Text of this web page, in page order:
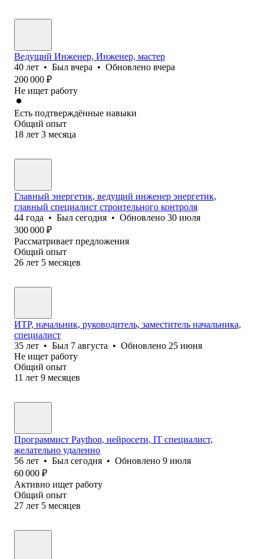
Ведущий Инженер, Инженер, мастер
40 лет • Был вчера • Обновлено вчера
200 000 ₽
Не ищет работу
Есть подтверждённые навыки
Общий опыт
18 лет 3 месяца
Главный энергетик, ведущий инженер энергетик,
главный специалист строительного контроля
44 года • Был сегодня • Обновлено 30 июля
300 000 ₽
Рассматривает предложения
Общий опыт
26 лет 5 месяцев
ИТР, начальник, руководитель, заместитель начальника,
специалист
35 лет • Был 7 августа • Обновлено 25 июня
Не ищет работу
Общий опыт
11 лет 9 месяцев
Программист Paython, нейросети, IT специалист,
желательно удаленно
56 лет • Был сегодня • Обновлено 9 июля
60 000 ₽
Активно ищет работу
Общий опыт
27 лет 5 месяцев